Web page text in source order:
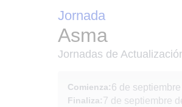
Jornada
Asma
Jornadas de
Comienza:6 de septiembre
Finaliza:7 de septiembre